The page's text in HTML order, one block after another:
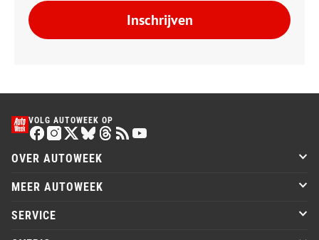
Inschrijven
VOLG AUTOWEEK OP
OVER AUTOWEEK
MEER AUTOWEEK
SERVICE